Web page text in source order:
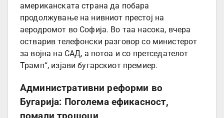
американската страна да побара
продолжување на нивниот престој на
аеродромот во Софија. Во таа насока, вчера
остварив телефонски разговор со министерот
за војна на САД, а потоа и со претседателот
Трамп“, изјави бугарскиот премиер.
Административни реформи во
Бугарија: Поголема ефикасност,
помали трошоци